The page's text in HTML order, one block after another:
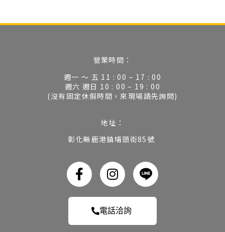
營業時間：
週一 ～ 五 11 : 00 – 17 : 00
週六 週日 10 : 00 – 19 : 00
(沒有固定休假時間，來現場請先詢問)
地址：
彰化縣鹿港鎮埔頭街85號
電話洽詢